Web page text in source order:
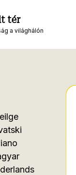
tér
a világhálón